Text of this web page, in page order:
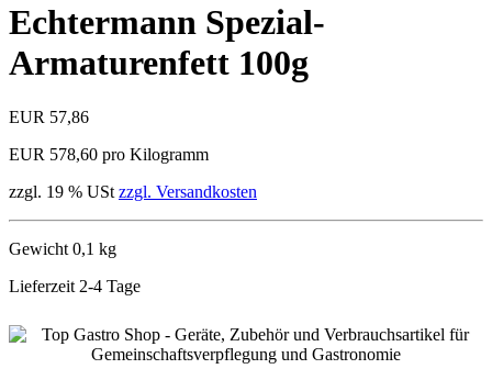
Echtermann Spezial-
Armaturenfett 100g
EUR 57,86
EUR 578,60 pro Kilogramm
zzgl. 19 % USt zzgl. Versandkosten
Gewicht 0,1 kg
Lieferzeit 2-4 Tage